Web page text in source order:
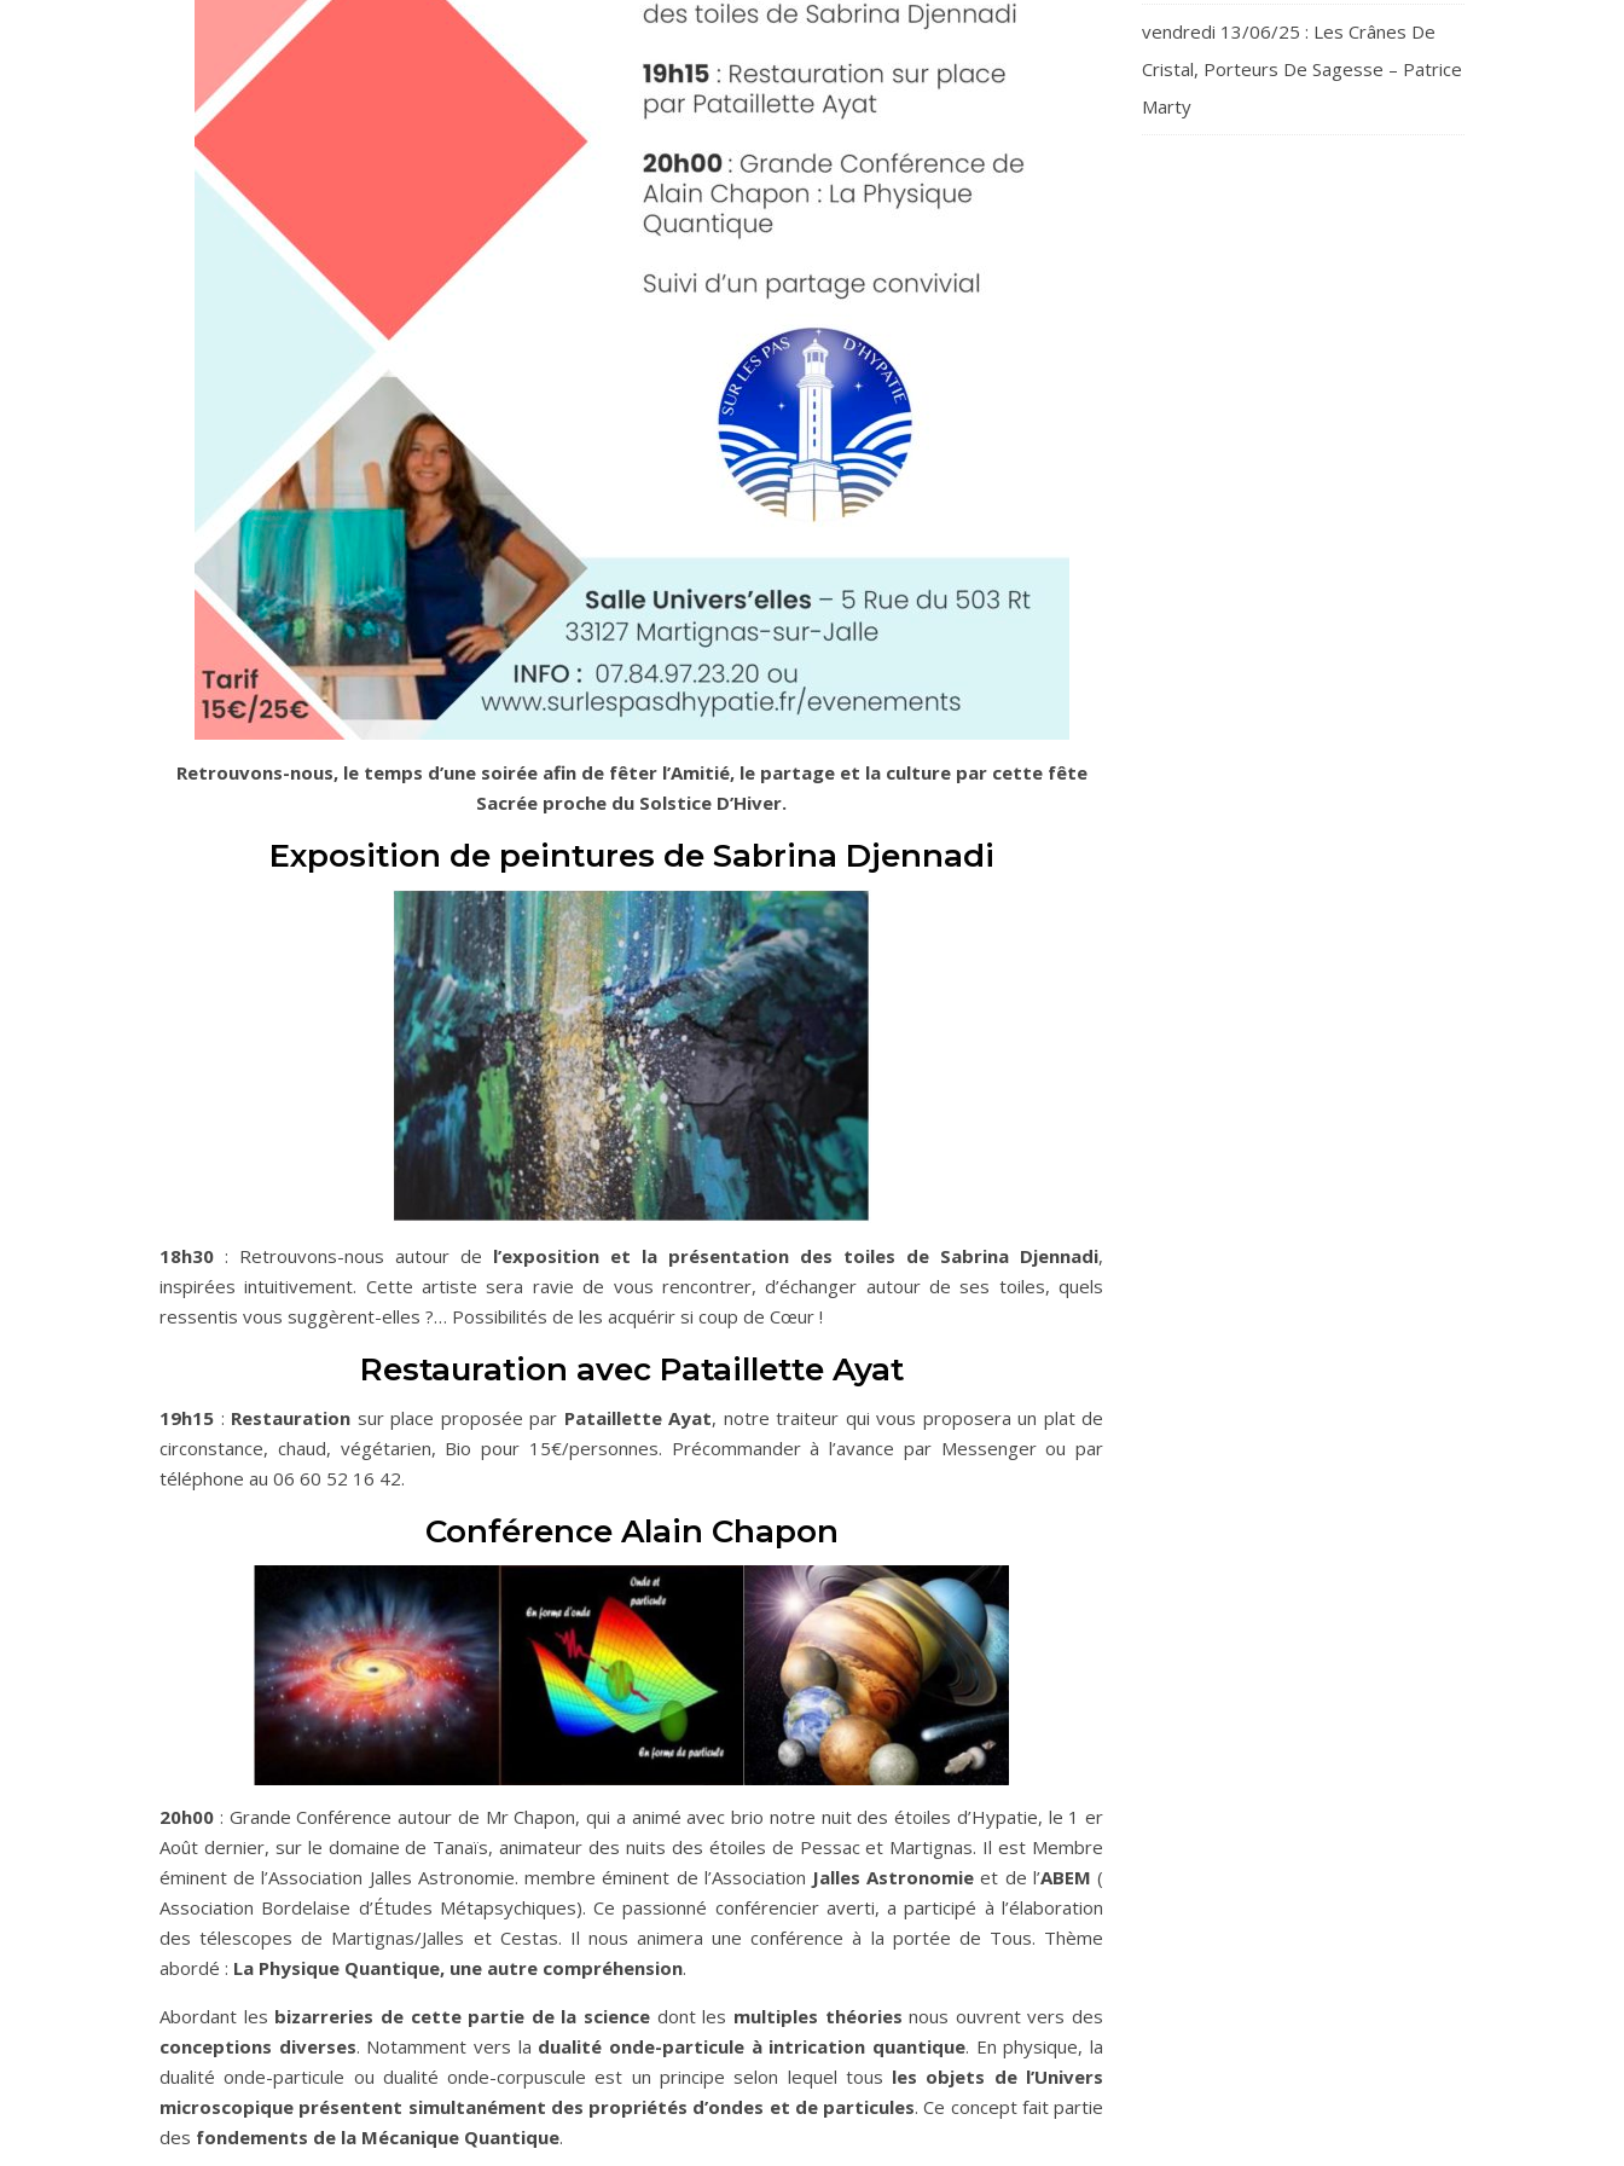
Retrouvons-nous, le temps d’une soirée afin de fêter l’Amitié, le partage et la culture par cette fête
Sacrée proche du Solstice D’Hiver.
Exposition de peintures de Sabrina Djennadi
18h30 : Retrouvons-nous autour de l’exposition et la présentation des toiles de Sabrina Djennadi,
inspirées intuitivement. Cette artiste sera ravie de vous rencontrer, d’échanger autour de ses toiles, quels
ressentis vous suggèrent-elles ?… Possibilités de les acquérir si coup de Cœur !
Restauration avec Pataillette Ayat
19h15 : Restauration sur place proposée par Pataillette Ayat, notre traiteur qui vous proposera un plat de
circonstance, chaud, végétarien, Bio pour 15€/personnes. Précommander à l’avance par Messenger ou par
téléphone au 06 60 52 16 42.
Conférence Alain Chapon
20h00 : Grande Conférence autour de Mr Chapon, qui a animé avec brio notre nuit des étoiles d’Hypatie, le 1 er
Août dernier, sur le domaine de Tanaïs, animateur des nuits des étoiles de Pessac et Martignas. Il est Membre
éminent de l’Association Jalles Astronomie. membre éminent de l’Association Jalles Astronomie et de l’ABEM (
Association Bordelaise d’Études Métapsychiques). Ce passionné conférencier averti, a participé à l’élaboration
des télescopes de Martignas/Jalles et Cestas. Il nous animera une conférence à la portée de Tous. Thème
abordé : La Physique Quantique, une autre compréhension.
Abordant les bizarreries de cette partie de la science dont les multiples théories nous ouvrent vers des
conceptions diverses. Notamment vers la dualité onde-particule à intrication quantique. En physique, la
dualité onde-particule ou dualité onde-corpuscule est un principe selon lequel tous les objets de l’Univers
microscopique présentent simultanément des propriétés d’ondes et de particules. Ce concept fait partie
des fondements de la Mécanique Quantique.
vendredi 13/06/25 : Les Crânes De
Cristal, Porteurs De Sagesse – Patrice
Marty